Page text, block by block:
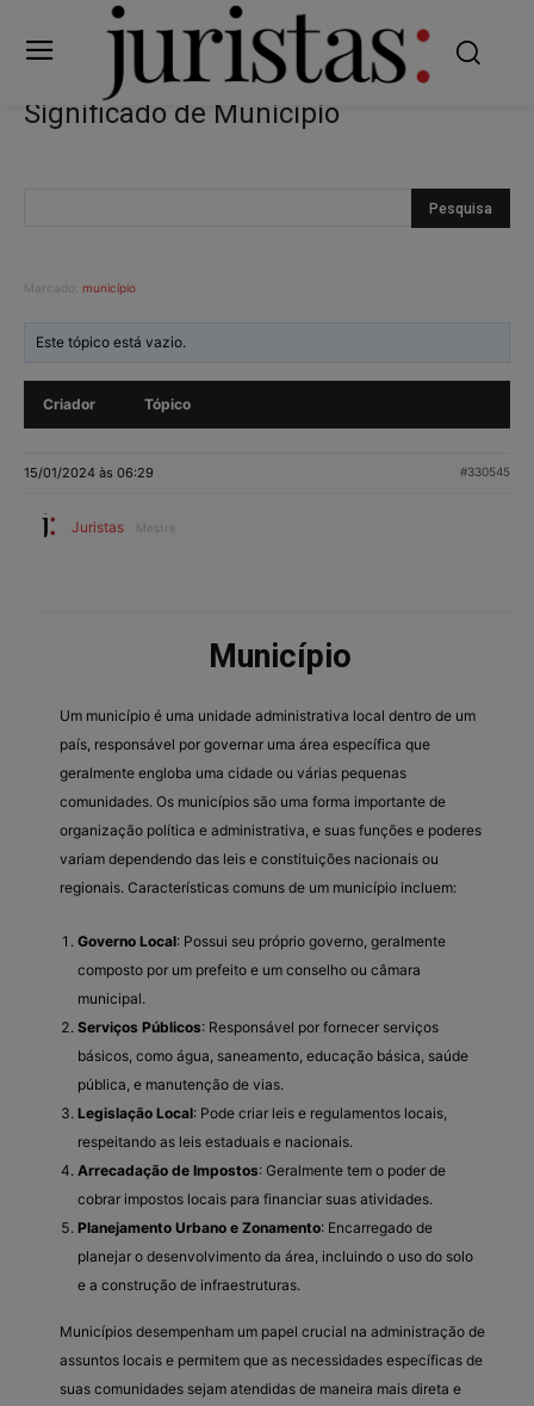
Significado de Município
Marcado: município
Este tópico está vazio.
Criador Tópico
15/01/2024 às 06:29 #330545
Juristas Mestre
Município
Um município é uma unidade administrativa local dentro de um
país, responsável por governar uma área específica que
geralmente engloba uma cidade ou várias pequenas
comunidades. Os municípios são uma forma importante de
organização política e administrativa, e suas funções e poderes
variam dependendo das leis e constituições nacionais ou
regionais. Características comuns de um município incluem:
Governo Local: Possui seu próprio governo, geralmente
composto por um prefeito e um conselho ou câmara
municipal.
Serviços Públicos: Responsável por fornecer serviços
básicos, como água, saneamento, educação básica, saúde
pública, e manutenção de vias.
Legislação Local: Pode criar leis e regulamentos locais,
respeitando as leis estaduais e nacionais.
Arrecadação de Impostos: Geralmente tem o poder de
cobrar impostos locais para financiar suas atividades.
Planejamento Urbano e Zonamento: Encarregado de
planejar o desenvolvimento da área, incluindo o uso do solo
e a construção de infraestruturas.
Municípios desempenham um papel crucial na administração de
assuntos locais e permitem que as necessidades específicas de
suas comunidades sejam atendidas de maneira mais direta e